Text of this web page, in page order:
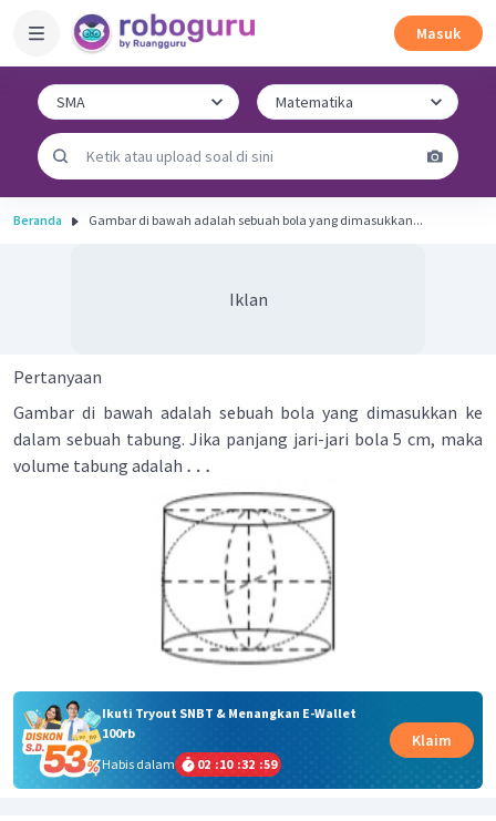
Masuk
Beranda Gambar di bawah adalah sebuah bola yang dimasukkan...
Iklan
Pertanyaan
Gambar di bawah adalah sebuah bola yang dimasukkan ke
dalam sebuah tabung. Jika panjang jari-jari bola 5 cm, maka
volume tabung adalah …
Ikuti Tryout SNBT & Menangkan E-Wallet
100rb
Habis dalam
02 :10 :32 :59
Klaim